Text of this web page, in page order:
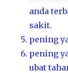
anda
sakit.
pening
pening
ubat